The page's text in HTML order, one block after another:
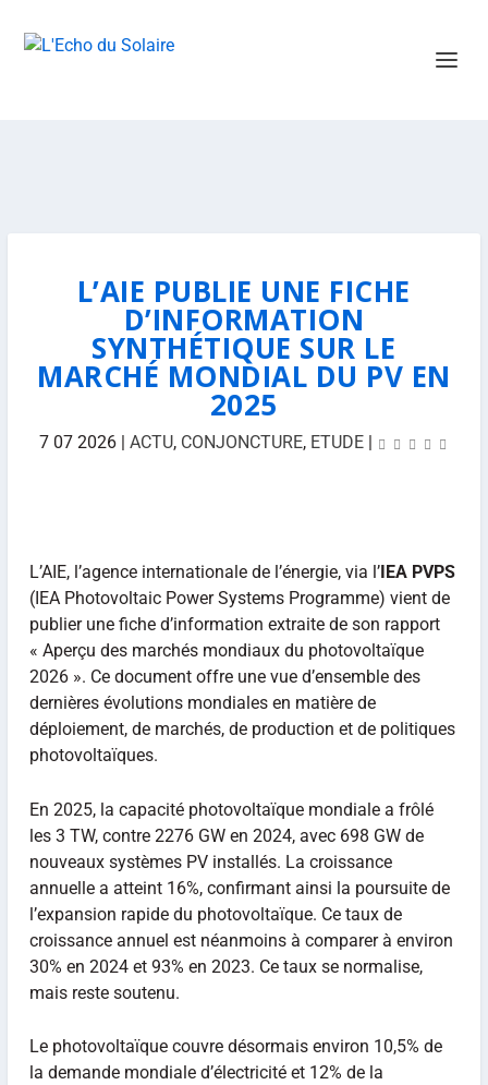
L’AIE PUBLIE UNE FICHE
D’INFORMATION
SYNTHÉTIQUE SUR LE
MARCHÉ MONDIAL DU PV EN
2025
7 07 2026| ACTU, CONJONCTURE, ETUDE|
L’AIE, l’agence internationale de l’énergie, via l’IEA PVPS
(IEA Photovoltaic Power Systems Programme) vient de
publier une fiche d’information extraite de son rapport
« Aperçu des marchés mondiaux du photovoltaïque
2026 ». Ce document offre une vue d’ensemble des
dernières évolutions mondiales en matière de
déploiement, de marchés, de production et de politiques
photovoltaïques.
En 2025, la capacité photovoltaïque mondiale a frôlé
les 3 TW, contre 2276 GW en 2024, avec 698 GW de
nouveaux systèmes PV installés. La croissance
annuelle a atteint 16%, confirmant ainsi la poursuite de
l’expansion rapide du photovoltaïque. Ce taux de
croissance annuel est néanmoins à comparer à environ
30% en 2024 et 93% en 2023. Ce taux se normalise,
mais reste soutenu.
Le photovoltaïque couvre désormais environ 10,5% de
la demande mondiale d’électricité et 12% de la